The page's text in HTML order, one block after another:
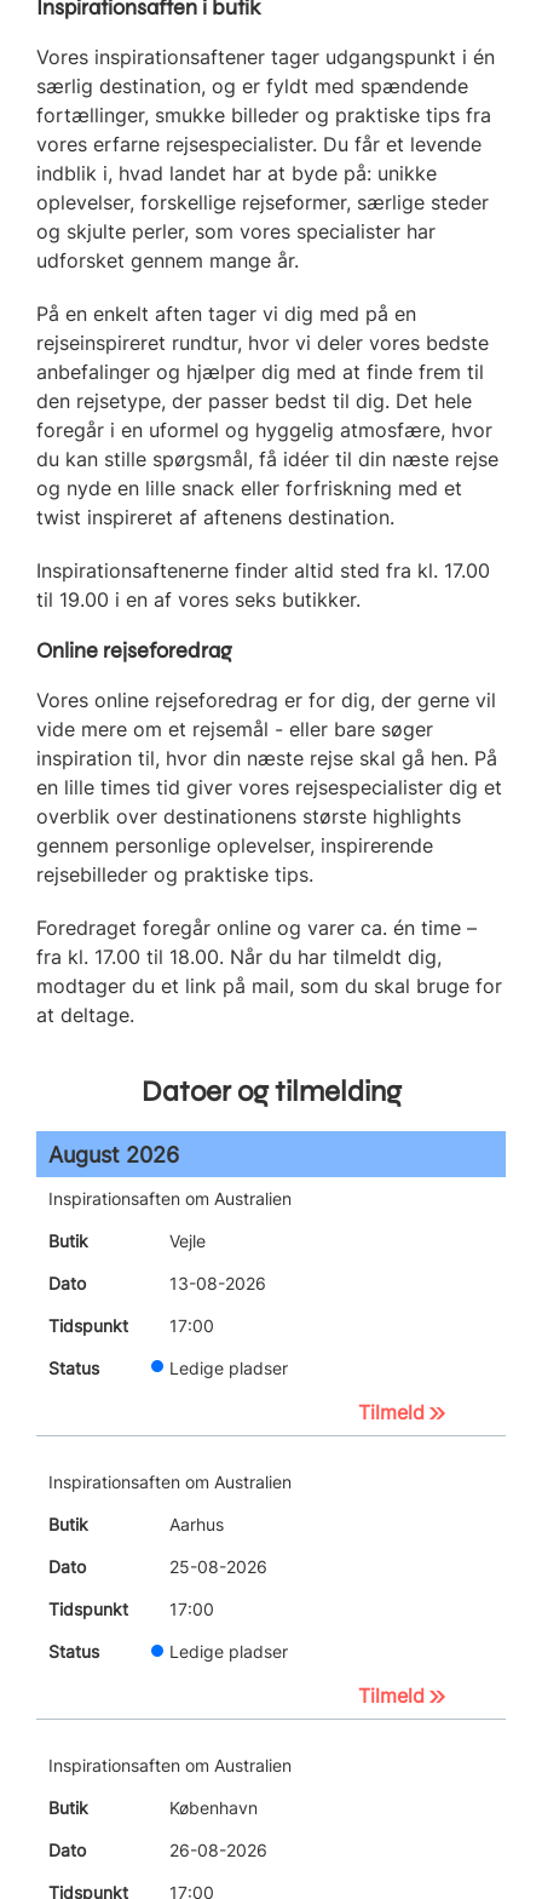
Inspirationsaften i butik
Vores inspirationsaftener tager udgangspunkt i én
særlig destination, og er fyldt med spændende
fortællinger, smukke billeder og praktiske tips fra
vores erfarne rejsespecialister. Du får et levende
indblik i, hvad landet har at byde på: unikke
oplevelser, forskellige rejseformer, særlige steder
og skjulte perler, som vores specialister har
udforsket gennem mange år.
På en enkelt aften tager vi dig med på en
rejseinspireret rundtur, hvor vi deler vores bedste
anbefalinger og hjælper dig med at finde frem til
den rejsetype, der passer bedst til dig. Det hele
foregår i en uformel og hyggelig atmosfære, hvor
du kan stille spørgsmål, få idéer til din næste rejse
og nyde en lille snack eller forfriskning med et
twist inspireret af aftenens destination.
Inspirationsaftenerne finder altid sted fra kl. 17.00
til 19.00 i en af vores seks butikker.
Online rejseforedrag
Vores online rejseforedrag er for dig, der gerne vil
vide mere om et rejsemål - eller bare søger
inspiration til, hvor din næste rejse skal gå hen. På
en lille times tid giver vores rejsespecialister dig et
overblik over destinationens største highlights
gennem personlige oplevelser, inspirerende
rejsebilleder og praktiske tips.
Foredraget foregår online og varer ca. én time –
fra kl. 17.00 til 18.00. Når du har tilmeldt dig,
modtager du et link på mail, som du skal bruge for
at deltage.
Datoer og tilmelding
August 2026
Inspirationsaften om Australien
Vejle
13-08-2026
17:00
Ledige pladser
Tilmeld
Inspirationsaften om Australien
Aarhus
25-08-2026
17:00
Ledige pladser
Tilmeld
Inspirationsaften om Australien
København
26-08-2026
17:00